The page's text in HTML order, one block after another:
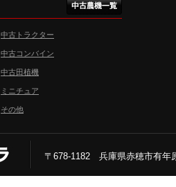
中古トラクター
中古コンバイン
中古田植機
ミニチュア
その他
〒678-1182 兵庫県赤穂市有年